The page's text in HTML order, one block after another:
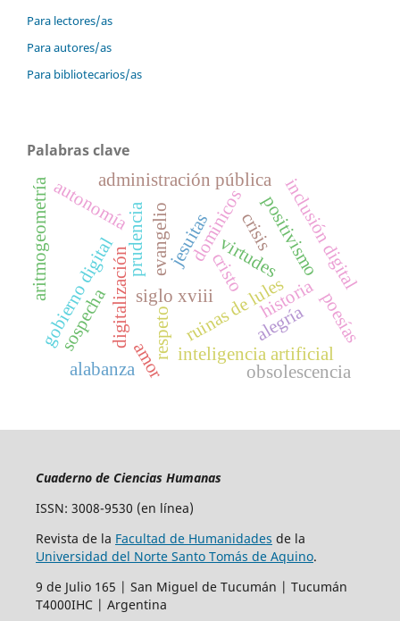
Para lectores/as
Para autores/as
Para bibliotecarios/as
Palabras clave
positivismo
siglo xviii
respeto
prudencia virtudes
ruinas de lules
dominicos
jesuitas
historia
digitalización
administración pública
inteligencia artificial
gobierno digital inclusión digital
evangelio
alegría
amor
cristo
autonomía crisis
obsolescencia
sospecha
alabanza
poesías
aritmogeometría
Cuaderno de Ciencias Humanas
ISSN: 3008-9530 (en línea)
Revista de la Facultad de Humanidades de la
Universidad del Norte Santo Tomás de Aquino.
9 de Julio 165 | San Miguel de Tucumán | Tucumán
T4000IHC | Argentina